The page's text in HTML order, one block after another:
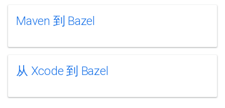
Maven 到 Bazel
从 Xcode 到 Bazel